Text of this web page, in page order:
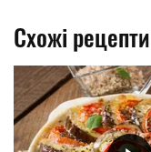
Схожі рецепти